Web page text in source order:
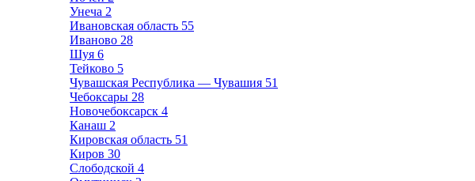
Унеча 2
Ивановская область 55
Иваново 28
Шуя 6
Тейково 5
Чувашская Республика — Чувашия 51
Чебоксары 28
Новочебоксарск 4
Канаш 2
Кировская область 51
Киров 30
Слободской 4